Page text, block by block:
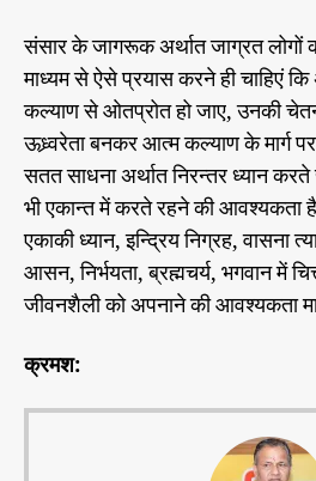
संसार के जागरूक अर्थात जाग्रत लोगों
माध्यम से ऐसे प्रयास करने ही चाहिएं
कल्याण से ओतप्रोत हो जाए, उनकी
ऊध्र्वरेता बनकर आत्म कल्याण के मार्ग
सतत साधना अर्थात निरन्तर ध्यान
भी एकान्त में करते रहने की आवश्यकता
एकाकी ध्यान, इन्द्रिय निग्रह, वासना
आसन, निर्भयता, ब्रह्मचर्य, भगवान में
जीवनशैली को अपनाने की आवश्यकता
क्रमश: